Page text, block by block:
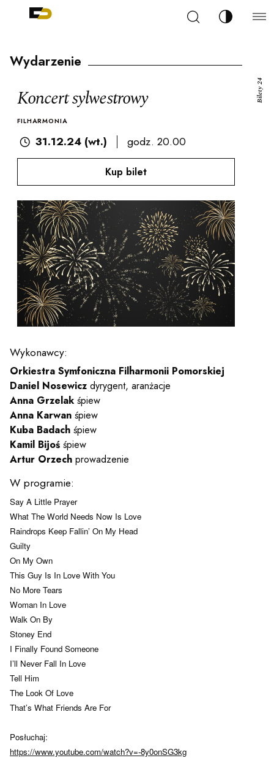
Szukaj Zmień
sal
YOUTUBE
Polityka prywatności
Praca
Wydarzenie
Koncert sylwestrowy
FILHARMONIA
31.12.24 (wt.) godz. 20.00
Kup bilet
Wykonawcy:
Orkiestra Symfoniczna Filharmonii Pomorskiej
Daniel Nosewicz dyrygent, aranżacje
Anna Grzelak śpiew
Anna Karwan śpiew
Kuba Badach śpiew
Kamil Bijoś śpiew
Artur Orzech prowadzenie
W programie:
Say A Little Prayer
What The World Needs Now Is Love
Raindrops Keep Fallin’ On My Head
Guilty
On My Own
This Guy Is In Love With You
No More Tears
Woman In Love
Walk On By
Stoney End
I Finally Found Someone
I’ll Never Fall In Love
Tell Him
The Look Of Love
That’s What Friends Are For
Posłuchaj:
https://www.youtube.com/watch?v=-8y0onSG3kg
Bilety 24